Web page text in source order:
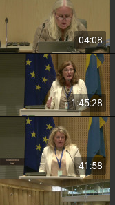
04:08
1:45:28
41:58